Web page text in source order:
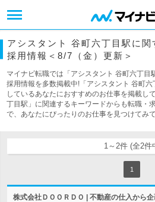
アシスタント 谷町六丁目駅に関
採用情報＜8/7（金）更新＞
マイナビ転職では「アシスタント 谷町六丁目
採用情報を多数掲載中!「アシスタント 谷町
しているあなたにおすすめのお仕事を掲載し
丁目駅」に関連するキーワードからも転職・
で、あなたにぴったりのお仕事を見つけてみ
1～2件 (全2件
1
株式会社ＤＯＯＲＤＯ | 不動産の仕入から